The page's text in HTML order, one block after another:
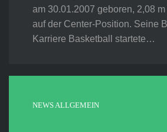
am 30.01.2007 geboren, 2,08
auf der Center-Position. Seine
Karriere Basketball startete…
NEWS ALLGEMEIN